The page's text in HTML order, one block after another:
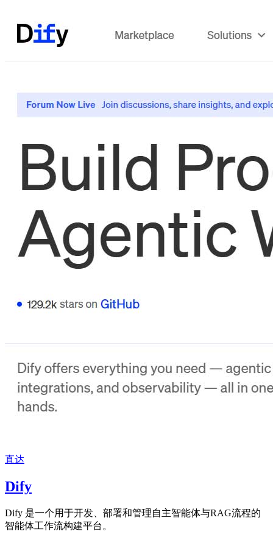
直达
Dify
Dify 是一个用于开发、部署和管理自主智能体与RAG流程的
智能体工作流构建平台。